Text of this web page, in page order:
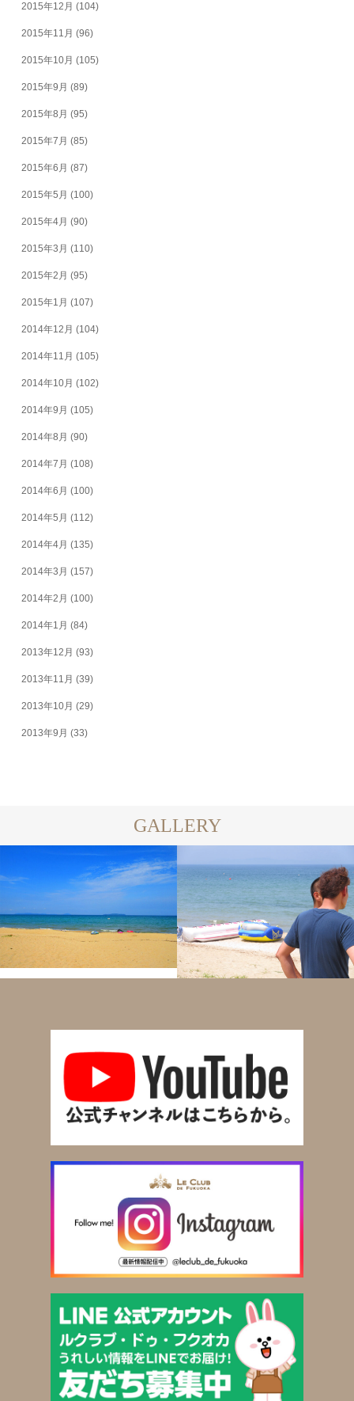
2015年12月 (104)
2015年11月 (96)
2015年10月 (105)
2015年9月 (89)
2015年8月 (95)
2015年7月 (85)
2015年6月 (87)
2015年5月 (100)
2015年4月 (90)
2015年3月 (110)
2015年2月 (95)
2015年1月 (107)
2014年12月 (104)
2014年11月 (105)
2014年10月 (102)
2014年9月 (105)
2014年8月 (90)
2014年7月 (108)
2014年6月 (100)
2014年5月 (112)
2014年4月 (135)
2014年3月 (157)
2014年2月 (100)
2014年1月 (84)
2013年12月 (93)
2013年11月 (39)
2013年10月 (29)
2013年9月 (33)
GALLERY